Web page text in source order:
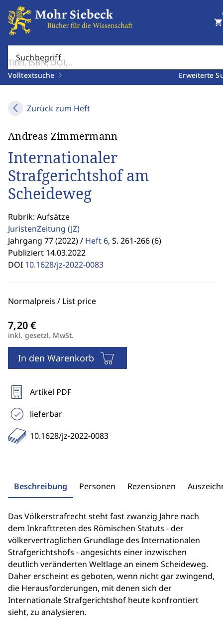
Suchbegriff
Volltextsuche Erweiterte
shopping_cart
Zurück zum Heft
Andreas Zimmermann
Internationaler
Strafgerichtshof am
Scheideweg
Rubrik: Aufsätze
JuristenZeitung (JZ)
Jahrgang 77 (2022) / Heft 6, S. 261-266 (6)
Publiziert 14.03.2022
DOI 10.1628/jz-2022-0083
Normalpreis / List price
inkl. gesetzl. MwSt.
In den Warenkorb
Artikel PDF
lieferbar
10.1628/jz-2022-0083
Beschreibung Personen Rezensionen
Das Völkerstrafrecht steht fast zwanzig Jahre nach
dem Inkrafttreten des Römischen Statuts - der
völkervertraglichen Grundlage des Internationalen
Strafgerichtshofs - angesichts einer inzwischen
deutlich veränderten Weltlage an einem Scheideweg.
Daher erscheint es geboten, wenn nicht gar zwingend,
die Herausforderungen, mit denen sich der
Internationale Strafgerichtshof heute konfrontiert
sieht, zu analysieren.